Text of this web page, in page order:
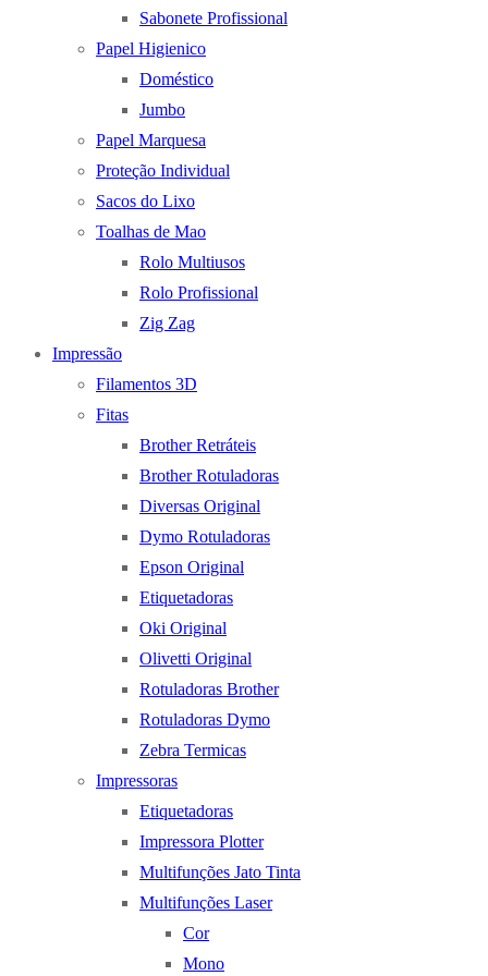
Sabonete Profissional
Papel Higienico
Doméstico
Jumbo
Papel Marquesa
Proteção Individual
Sacos do Lixo
Toalhas de Mao
Rolo Multiusos
Rolo Profissional
Zig Zag
Impressão
Filamentos 3D
Fitas
Brother Retráteis
Brother Rotuladoras
Diversas Original
Dymo Rotuladoras
Epson Original
Etiquetadoras
Oki Original
Olivetti Original
Rotuladoras Brother
Rotuladoras Dymo
Zebra Termicas
Impressoras
Etiquetadoras
Impressora Plotter
Multifunções Jato Tinta
Multifunções Laser
Cor
Mono